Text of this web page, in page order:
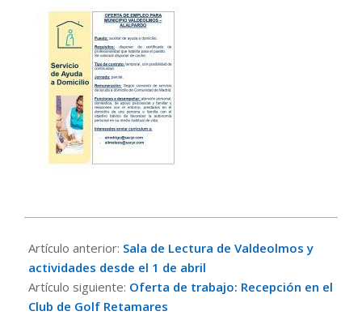
03-
29
Artículo anterior: Sala de Lectura de Valdeolmos y
actividades desde el 1 de abril
Artículo siguiente: Oferta de trabajo: Recepción en el
Club de Golf Retamares